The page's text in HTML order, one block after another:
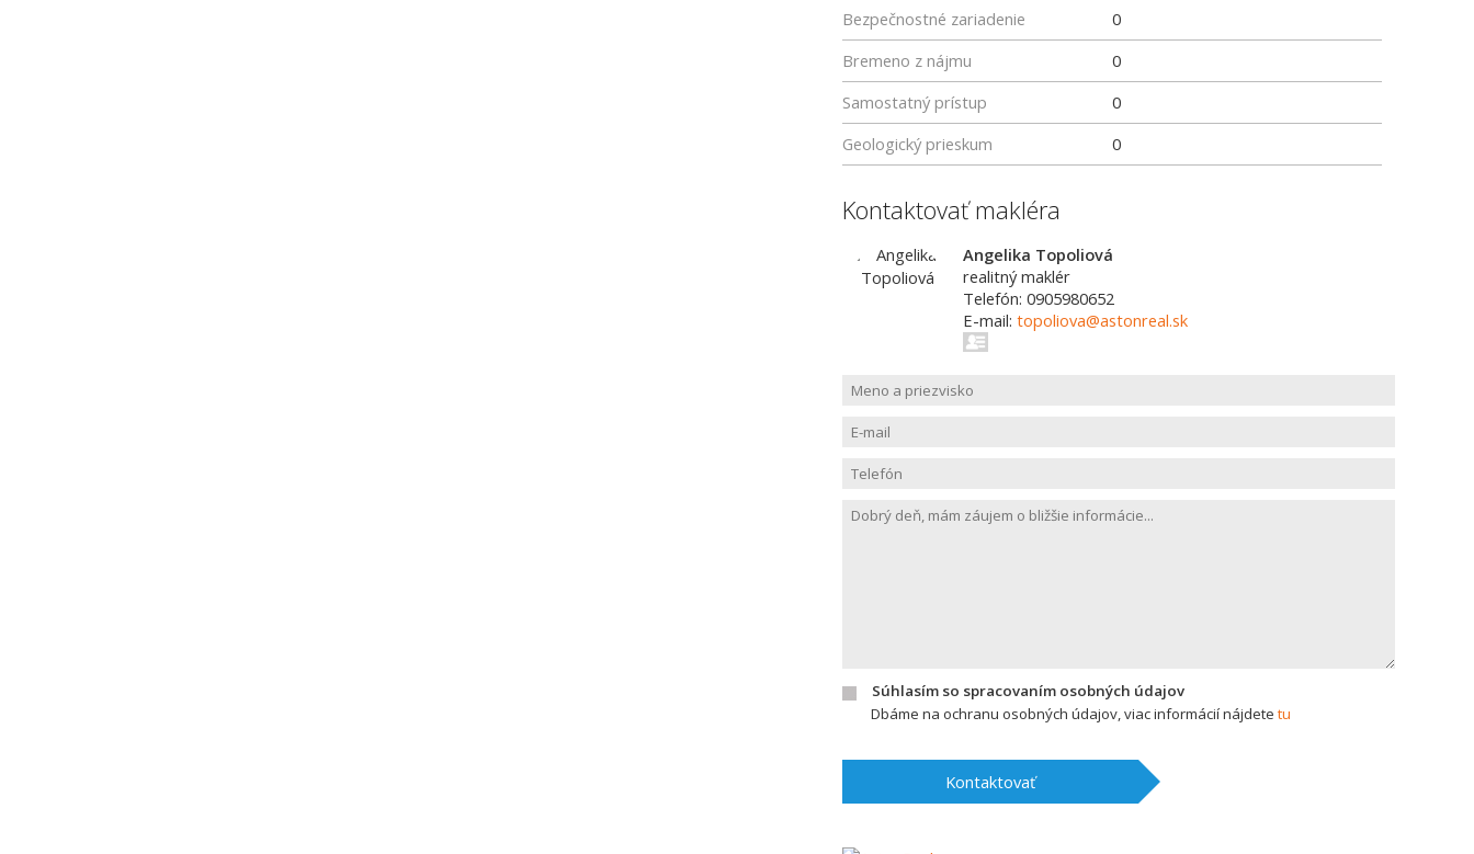
Bezpečnostné zariadenie
0
Bremeno z nájmu
0
Samostatný prístup
0
Geologický prieskum
0
Kontaktovať makléra
Angelika Topoliová
realitný maklér
Telefón: 0905980652
E-mail: topoliova@astonreal.sk
Súhlasím so spracovaním osobných údajov
Dbáme na ochranu osobných údajov, viac informácií nájdete tu
Kontaktovať